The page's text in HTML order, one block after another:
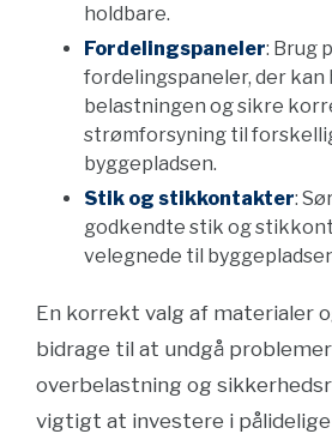
holdbare.
Fordelingspaneler: Brug
fordelingspaneler, der kan
belastningen og sikre
strømforsyning til
byggepladsen.
Stik og stikkontakter:
godkendte stik og
velegnede til
En korrekt valg af materialer
bidrage til at undgå
overbelastning og
vigtigt at investere i